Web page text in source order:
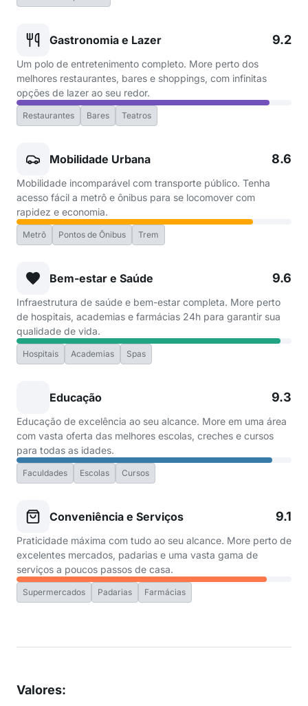
Gastronomia e Lazer 9.2
Um polo de entretenimento completo. More perto dos
melhores restaurantes, bares e shoppings, com infinitas
opções de lazer ao seu redor.
Restaurantes Bares Teatros
Mobilidade Urbana 8.6
Mobilidade incomparável com transporte público. Tenha
acesso fácil a metrô e ônibus para se locomover com
rapidez e economia.
Metrô Pontos de Ônibus Trem
Bem-estar e Saúde 9.6
Infraestrutura de saúde e bem-estar completa. More perto
de hospitais, academias e farmácias 24h para garantir sua
qualidade de vida.
Hospitais Academias Spas
Educação 9.3
Educação de excelência ao seu alcance. More em uma área
com vasta oferta das melhores escolas, creches e cursos
para todas as idades.
Faculdades Escolas Cursos
Conveniência e Serviços 9.1
Praticidade máxima com tudo ao seu alcance. More perto de
excelentes mercados, padarias e uma vasta gama de
serviços a poucos passos de casa.
Supermercados Padarias Farmácias
Valores: